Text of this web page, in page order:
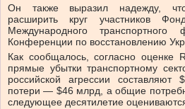
Он также выразил надежду,
расширить круг участников
Международного
Конференции по восстановлению
Как сообщалось, согласно оценке
прямые убытки транспортному
российской агрессии составляют
потери — $46 млрд, а общие
следующее десятилетие